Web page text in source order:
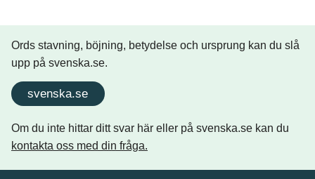
Ords stavning, böjning, betydelse och ursprung kan du slå
upp på svenska.se.
svenska.se
Om du inte hittar ditt svar här eller på svenska.se kan du
kontakta oss med din fråga.